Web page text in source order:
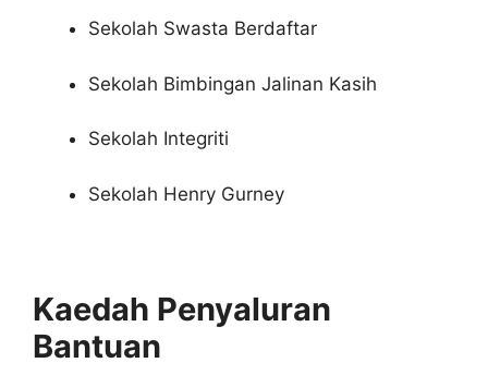
Sekolah Swasta Berdaftar
Sekolah Bimbingan Jalinan Kasih
Sekolah Integriti
Sekolah Henry Gurney
Kaedah Penyaluran
Bantuan